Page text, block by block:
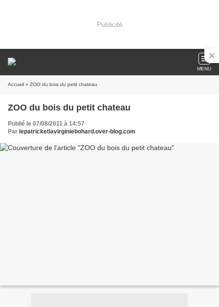
Publicité
MENU
Accueil » ZOO du bois du petit chateau
ZOO du bois du petit chateau
Publié le 07/08/2011 à 14:57
Par lepatricketlavirginiebohard.over-blog.com